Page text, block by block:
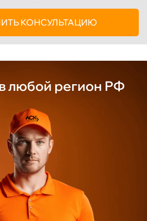
любой регион РФ
КОНСУЛЬТАЦИЮ